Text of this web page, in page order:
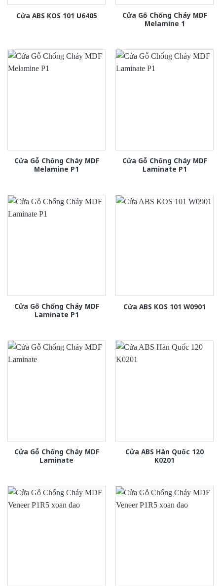
Cửa ABS KOS 101 U6405
Cửa Gỗ Chống Cháy MDF
Melamine 1
Cửa Gỗ Chống Cháy MDF
Melamine P1
Cửa Gỗ Chống Cháy MDF
Laminate P1
Cửa Gỗ Chống Cháy MDF
Laminate P1
Cửa ABS KOS 101 W0901
Cửa Gỗ Chống Cháy MDF
Laminate
Cửa ABS Hàn Quốc 120
K0201